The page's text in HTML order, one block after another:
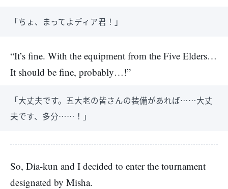
「ちょ、まってよディア君！」
“It’s fine. With the equipment from the Five Elders…
It should be fine, probably…!”
「大丈夫です。五大老の皆さんの装備があれば……大丈
夫です、多分……！」
So, Dia-kun and I decided to enter the tournament
designated by Misha.